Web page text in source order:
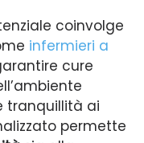
coinvolge
infermieri a
cure
tranquillità ai
permette